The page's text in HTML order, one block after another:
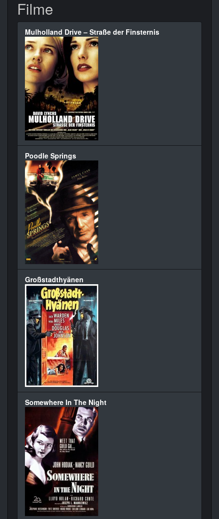
Filme
Mulholland Drive – Straße der Finsternis
Poodle Springs
Großstadthyänen
Somewhere In The Night